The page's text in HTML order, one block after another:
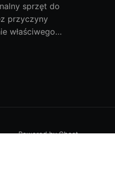
sprzęt do
przyczyny
właściwego
światła
drogi po
Powered by Ghost